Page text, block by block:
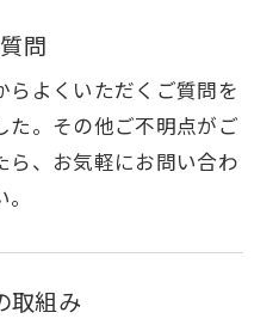
問
らよくいただくご質問を
た。その他ご不明点がご
ら、お気軽にお問い合わ
取組み